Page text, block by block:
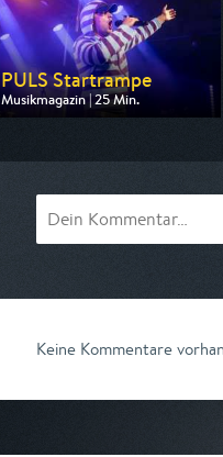
PULS Startrampe
Musikmagazin | 25 Min.
Ausgestrahlt von BR
Keine Kommentare